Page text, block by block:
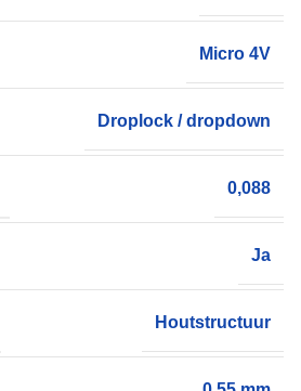
Micro 4V
Droplock / dropdown
0,088
Ja
Houtstructuur